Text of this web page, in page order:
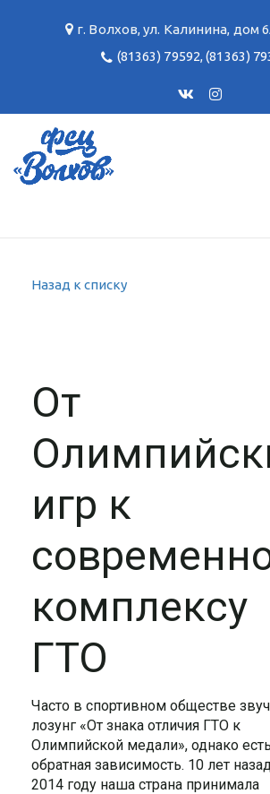
г. Волхов,ул. Калинина, дом
(81363) 79592,(81363)
Назад к списку
От
игр к
комплексу
ГТО
Часто в спортивном обществе
лозунг «От знака отличия ГТО к
Олимпийской медали», однако
обратная зависимость. 10 лет
2014 году наша страна принимала